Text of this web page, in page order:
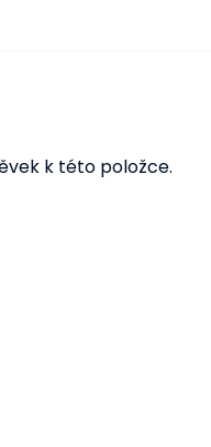
k této položce.